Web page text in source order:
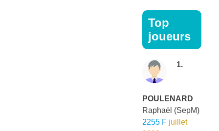
Top
joueurs
1.
POULENARD
Raphaël (SepM)
2255 F juillet